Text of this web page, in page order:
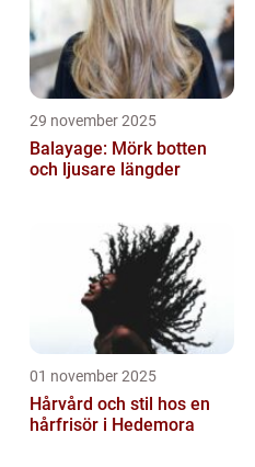
29 november 2025
Balayage: Mörk botten
och ljusare längder
01 november 2025
Hårvård och stil hos en
hårfrisör i Hedemora